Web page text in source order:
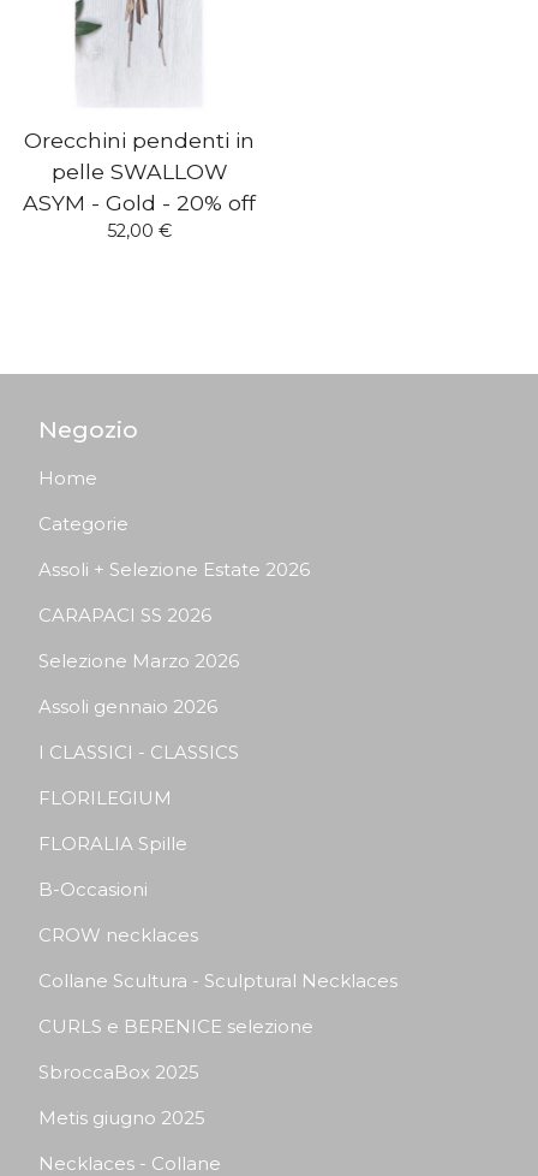
Orecchini pendenti in
pelle SWALLOW
ASYM - Gold - 20% off
52,00 €
Negozio
Home
Categorie
Assoli + Selezione Estate 2026
CARAPACI SS 2026
Selezione Marzo 2026
Assoli gennaio 2026
I CLASSICI - CLASSICS
FLORILEGIUM
FLORALIA Spille
B-Occasioni
CROW necklaces
Collane Scultura - Sculptural Necklaces
CURLS e BERENICE selezione
SbroccaBox 2025
Metis giugno 2025
Necklaces - Collane